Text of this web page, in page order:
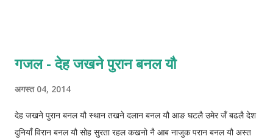
गजल - देह जखने पुरान बनल यौ
अगस्त 04, 2014
देह जखने पुरान बनल यौ स्थान तखने दलान बनल यौ आङ घटलै उमेर जँ बढलै देश
दुनियाँ विरान बनल यौ सोह सुरता रहल कखनो नै आब नाजुक परान बनल यौ अस्त